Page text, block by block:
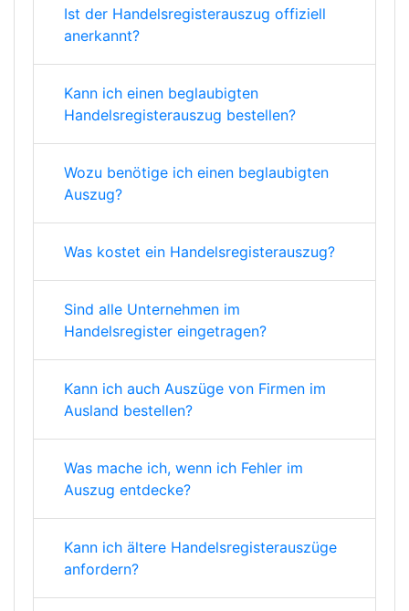
Ist der Handelsregisterauszug offiziell
anerkannt?
Kann ich einen beglaubigten
Handelsregisterauszug bestellen?
Wozu benötige ich einen beglaubigten
Auszug?
Was kostet ein Handelsregisterauszug?
Sind alle Unternehmen im
Handelsregister eingetragen?
Kann ich auch Auszüge von Firmen im
Ausland bestellen?
Was mache ich, wenn ich Fehler im
Auszug entdecke?
Kann ich ältere Handelsregisterauszüge
anfordern?